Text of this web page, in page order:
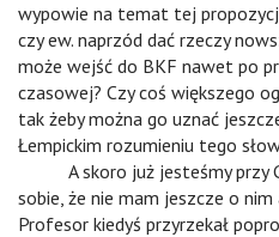
wypowie na temat tej
czy ew. naprzód dać rzeczy
może wejść do BKF nawet po
czasowej? Czy coś większego
tak żeby można go uznać
Łempickim rozumieniu tego
A skoro już jesteśmy przy
sobie, że nie mam jeszcze o nim
Profesor kiedyś przyrzekał